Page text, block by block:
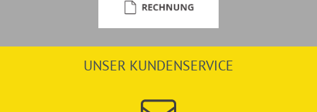
UNSER KUNDENSERVICE